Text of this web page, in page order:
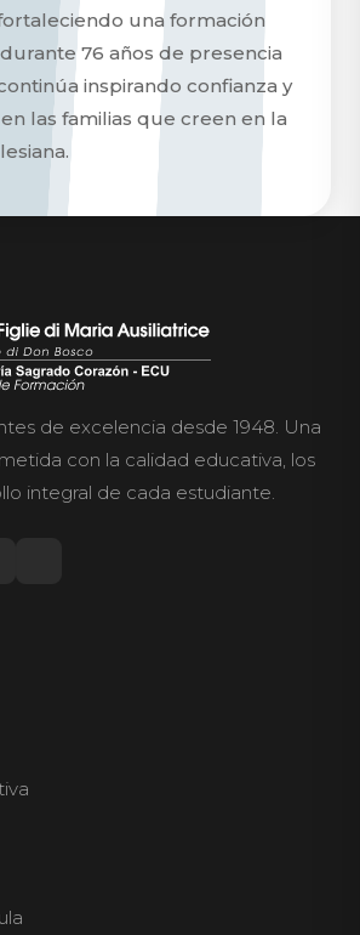
una formación
76 años de presencia
inspirando confianza y
las familias que creen en la
de excelencia desde 1948. Una
con la calidad educativa, los
integral de cada estudiante.